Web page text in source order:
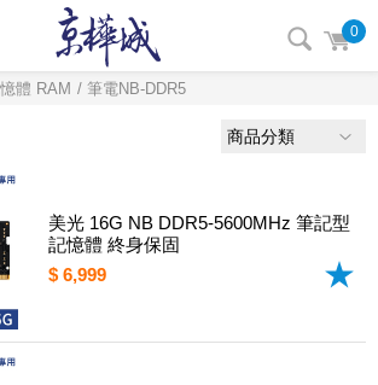
0
體 RAM 筆電NB-DDR5
商品分類
美光 16G NB DDR5-5600MHz 筆記型
記憶體 終身保固
$ 6,999